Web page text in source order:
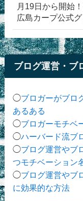
月19日から開始
広島カープ公式
ブログ運営・ブ
◯ブロガーがブロ
あるある
◯ブロガーモチベ
◯ハーバード流ブ
◯ブログ運営やブ
つモチベーション
◯ブログ運営やブ
に効果的な方法